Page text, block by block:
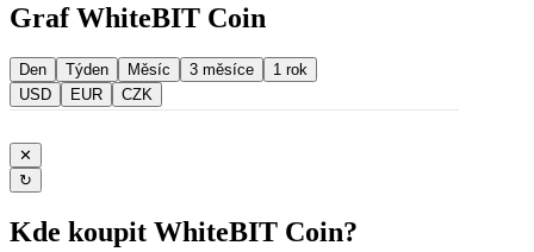
Graf WhiteBIT Coin
Den Týden Měsíc 3 měsíce
1 rok
USD
EUR CZK
✕
↻
Kde koupit WhiteBIT Coin?